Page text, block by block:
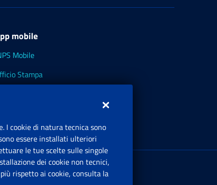
mobile
Mobile
Stampa
Legale: Via Ciro il Grande, 21
Roma
02121151001
I cookie di natura tecnica sono
essere installati ulteriori
le tue scelte sulle singole
dei cookie non tecnici,
più rispetto ai cookie, consulta la